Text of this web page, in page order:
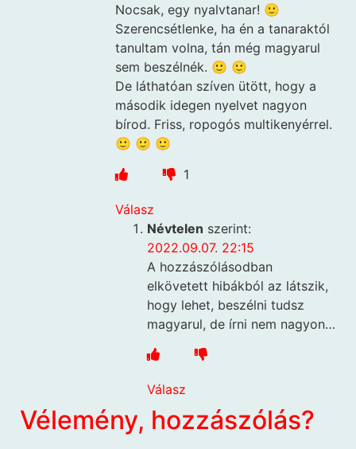
Nocsak, egy nyalvtanar! 🙂
Szerencsétlenke, ha én a tanaraktól
tanultam volna, tán még magyarul
sem beszélnék. 🙂 🙂
De láthatóan szíven ütött, hogy a
második idegen nyelvet nagyon
bírod. Friss, ropogós multikenyérrel.
🙂 🙂 🙂
1
Válasz
Névtelen szerint:
2022.09.07. 22:15
A hozzászólásodban
elkövetett hibákból az látszik,
hogy lehet, beszélni tudsz
magyarul, de írni nem nagyon…
Válasz
Vélemény, hozzászólás?